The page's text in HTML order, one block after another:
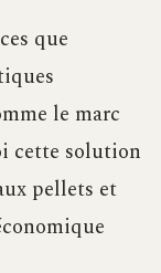
que
le marc
cette solution
pellets et